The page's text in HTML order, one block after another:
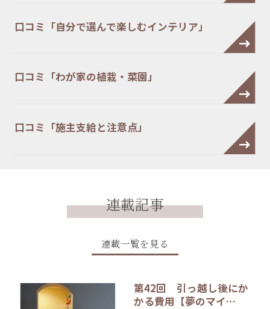
口コミ「自分で選んで楽しむインテリア」
口コミ「わが家の植栽・菜園」
口コミ「施主支給と注意点」
連載記事
連載一覧を見る
第42回 引っ越し後にか
かる費用【夢のマイ…